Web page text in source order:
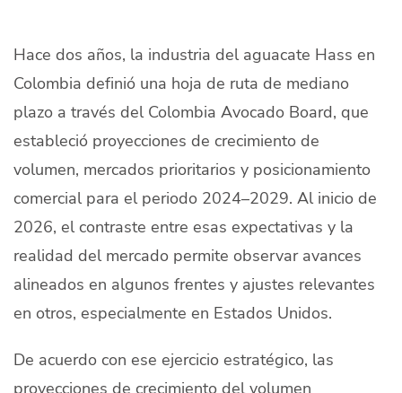
Mercados
Contacto
modo claro Español
Hace dos años, la industria del aguacate Hass en
Colombia definió una hoja de ruta de mediano
plazo a través del Colombia Avocado Board, que
estableció proyecciones de crecimiento de
volumen, mercados prioritarios y posicionamiento
comercial para el periodo 2024–2029. Al inicio de
2026, el contraste entre esas expectativas y la
realidad del mercado permite observar avances
alineados en algunos frentes y ajustes relevantes
en otros, especialmente en Estados Unidos.
De acuerdo con ese ejercicio estratégico, las
proyecciones de crecimiento del volumen